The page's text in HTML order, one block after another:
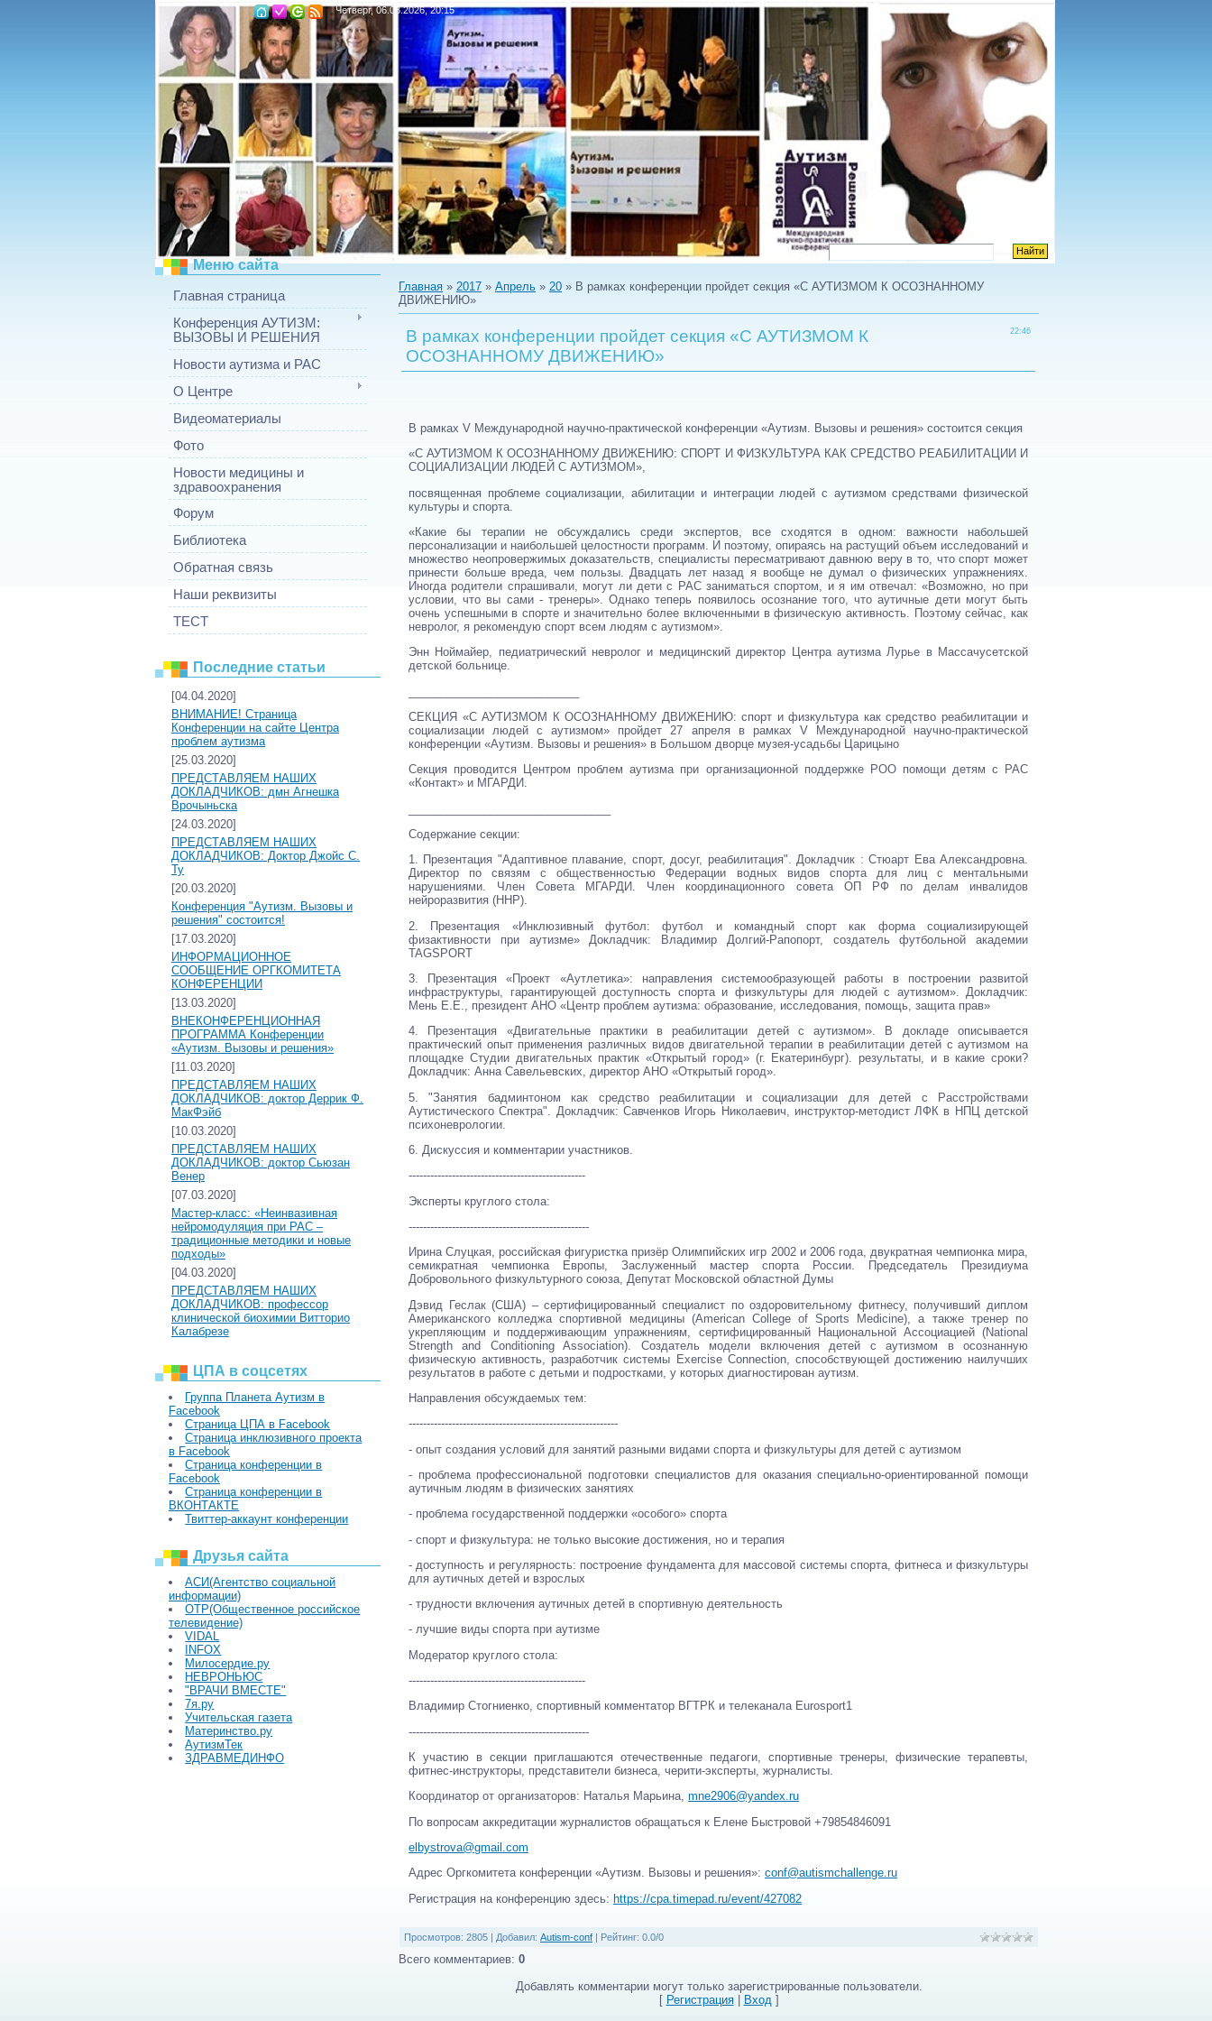
Четверг, 06.08.2026, 20:15
Меню сайта
Главная страница
Конференция АУТИЗМ:
ВЫЗОВЫ И РЕШЕНИЯ
Новости аутизма и РАС
О Центре
Видеоматериалы
Фото
Новости медицины и
здравоохранения
Форум
Библиотека
Обратная связь
Наши реквизиты
ТЕСТ
Последние статьи
[04.04.2020]
ВНИМАНИЕ! Страница
Конференции на сайте Центра
проблем аутизма
[25.03.2020]
ПРЕДСТАВЛЯЕМ НАШИХ
ДОКЛАДЧИКОВ: дмн Агнешка
Врочыньска
[24.03.2020]
ПРЕДСТАВЛЯЕМ НАШИХ
ДОКЛАДЧИКОВ: Доктор Джойс С.
Ту
[20.03.2020]
Конференция "Аутизм. Вызовы и
решения" состоится!
[17.03.2020]
ИНФОРМАЦИОННОЕ
СООБЩЕНИЕ ОРГКОМИТЕТА
КОНФЕРЕНЦИИ
[13.03.2020]
ВНЕКОНФЕРЕНЦИОННАЯ
ПРОГРАММА Конференции
«Аутизм. Вызовы и решения»
[11.03.2020]
ПРЕДСТАВЛЯЕМ НАШИХ
ДОКЛАДЧИКОВ: доктор Деррик Ф.
МакФэйб
[10.03.2020]
ПРЕДСТАВЛЯЕМ НАШИХ
ДОКЛАДЧИКОВ: доктор Сьюзан
Венер
[07.03.2020]
Мастер-класс: «Неинвазивная
нейромодуляция при РАС –
традиционные методики и новые
подходы»
[04.03.2020]
ПРЕДСТАВЛЯЕМ НАШИХ
ДОКЛАДЧИКОВ: профессор
клинической биохимии Витторио
Калабрезе
ЦПА в соцсетях
Группа Планета Аутизм в
Facebook
Страница ЦПА в Facebook
Страница инклюзивного проекта
в Facebook
Страница конференции в
Facebook
Страница конференции в
ВКОНТАКТЕ
Твиттер-аккаунт конференции
Друзья сайта
АСИ(Агентство социальной
информации)
ОТР(Общественное российское
телевидение)
VIDAL
INFOX
Милосердие.ру
НЕВРОНЬЮС
"ВРАЧИ ВМЕСТЕ"
7я.ру
Учительская газета
Материнство.ру
АутизмТек
ЗДРАВМЕДИНФО
Главная » 2017 » Апрель » 20 » В рамках конференции пройдет секция «С АУТИЗМОМ К ОСОЗНАННОМУ
ДВИЖЕНИЮ»
22:46
В рамках конференции пройдет секция «С АУТИЗМОМ К
ОСОЗНАННОМУ ДВИЖЕНИЮ»
В рамках V Международной научно-практической конференции «Аутизм. Вызовы и решения» состоится секция
«С АУТИЗМОМ К ОСОЗНАННОМУ ДВИЖЕНИЮ: СПОРТ И ФИЗКУЛЬТУРА КАК СРЕДСТВО РЕАБИЛИТАЦИИ И
СОЦИАЛИЗАЦИИ ЛЮДЕЙ С АУТИЗМОМ»,
посвященная проблеме социализации, абилитации и интеграции людей с аутизмом средствами физической
культуры и спорта.
«Какие бы терапии не обсуждались среди экспертов, все сходятся в одном: важности набольшей
персонализации и наибольшей целостности программ. И поэтому, опираясь на растущий объем исследований и
множество неопровержимых доказательств, специалисты пересматривают давнюю веру в то, что спорт может
принести больше вреда, чем пользы. Двадцать лет назад я вообще не думал о физических упражнениях.
Иногда родители спрашивали, могут ли дети с РАС заниматься спортом, и я им отвечал: «Возможно, но при
условии, что вы сами - тренеры». Однако теперь появилось осознание того, что аутичные дети могут быть
очень успешными в спорте и значительно более включенными в физическую активность. Поэтому сейчас, как
невролог, я рекомендую спорт всем людям с аутизмом».
Энн Ноймайер, педиатрический невролог и медицинский директор Центра аутизма Лурье в Массачусетской
детской больнице.
СЕКЦИЯ «С АУТИЗМОМ К ОСОЗНАННОМУ ДВИЖЕНИЮ: спорт и физкультура как средство реабилитации и
социализации людей с аутизмом» пройдет 27 апреля в рамках V Международной научно-практической
конференции «Аутизм. Вызовы и решения» в Большом дворце музея-усадьбы Царицыно
Секция проводится Центром проблем аутизма при организационной поддержке РОО помощи детям с РАС
«Контакт» и МГАРДИ.
Содержание секции:
1. Презентация "Адаптивное плавание, спорт, досуг, реабилитация". Докладчик : Стюарт Ева Александровна.
Директор по связям с общественностью Федерации водных видов спорта для лиц с ментальными
нарушениями. Член Совета МГАРДИ. Член координационного совета ОП РФ по делам инвалидов
нейроразвития (ННР).
2. Презентация «Инклюзивный футбол: футбол и командный спорт как форма социализирующей
физактивности при аутизме» Докладчик: Владимир Долгий-Рапопорт, создатель футбольной академии
TAGSPORT
3. Презентация «Проект «Аутлетика»: направления системообразующей работы в построении развитой
инфраструктуры, гарантирующей доступность спорта и физкультуры для людей с аутизмом». Докладчик:
Мень Е.Е., президент АНО «Центр проблем аутизма: образование, исследования, помощь, защита прав»
4. Презентация «Двигательные практики в реабилитации детей с аутизмом». В докладе описывается
практический опыт применения различных видов двигательной терапии в реабилитации детей с аутизмом на
площадке Студии двигательных практик «Открытый город» (г. Екатеринбург). результаты, и в какие сроки?
Докладчик: Анна Савельевских, директор АНО «Открытый город».
5. "Занятия бадминтоном как средство реабилитации и социализации для детей с Расстройствами
Аутистического Спектра". Докладчик: Савченков Игорь Николаевич, инструктор-методист ЛФК в НПЦ детской
психоневрологии.
6. Дискуссия и комментарии участников.
-------------------------------------------------
Эксперты круглого стола:
--------------------------------------------------
Ирина Слуцкая, российская фигуристка призёр Олимпийских игр 2002 и 2006 года, двукратная чемпионка мира,
семикратная чемпионка Европы, Заслуженный мастер спорта России. Председатель Президиума
Добровольного физкультурного союза, Депутат Московской областной Думы
Дэвид Геслак (США) – сертифицированный специалист по оздоровительному фитнесу, получивший диплом
Американского колледжа спортивной медицины (American College of Sports Medicine), а также тренер по
укрепляющим и поддерживающим упражнениям, сертифицированный Национальной Ассоциацией (National
Strength and Conditioning Association). Создатель модели включения детей с аутизмом в осознанную
физическую активность, разработчик системы Exercise Connection, способствующей достижению наилучших
результатов в работе с детьми и подростками, у которых диагностирован аутизм.
Направления обсуждаемых тем:
----------------------------------------------------------
- опыт создания условий для занятий разными видами спорта и физкультуры для детей с аутизмом
- проблема профессиональной подготовки специалистов для оказания специально-ориентированной помощи
аутичным людям в физических занятиях
- проблема государственной поддержки «особого» спорта
- спорт и физкультура: не только высокие достижения, но и терапия
- доступность и регулярность: построение фундамента для массовой системы спорта, фитнеса и физкультуры
для аутичных детей и взрослых
- трудности включения аутичных детей в спортивную деятельность
- лучшие виды спорта при аутизме
Модератор круглого стола:
-------------------------------------------------
Владимир Стогниенко, спортивный комментатор ВГТРК и телеканала Eurosport1
--------------------------------------------------
К участию в секции приглашаются отечественные педагоги, спортивные тренеры, физические терапевты,
фитнес-инструкторы, представители бизнеса, черити-эксперты, журналисты.
Координатор от организаторов: Наталья Марьина, mne2906@yandex.ru
По вопросам аккредитации журналистов обращаться к Елене Быстровой +79854846091
elbystrova@gmail.com
Адрес Оргкомитета конференции «Аутизм. Вызовы и решения»: conf@autismchallenge.ru
Регистрация на конференцию здесь: https://cpa.timepad.ru/event/427082
Просмотров: 2805 | Добавил: Autism-conf Рейтинг: 0.0/0
Всего комментариев: 0
Добавлять комментарии могут только зарегистрированные пользователи.
[ Регистрация| Вход]